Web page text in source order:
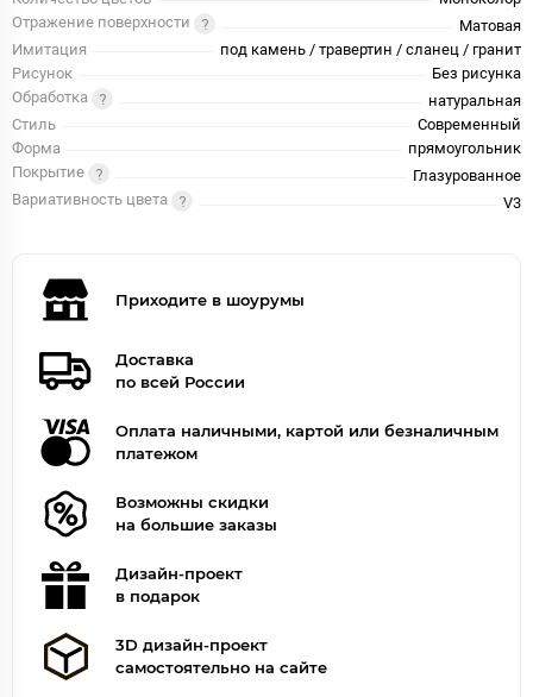
Отражение поверхности
Матовая
Имитация
под камень / травертин / сланец / гранит
Рисунок
Без рисунка
Обработка
натуральная
Стиль
Современный
Форма
прямоугольник
Покрытие
Глазурованное
Вариативность цвета
V3
Приходите в шоурумы
Доставка
по всей России
Оплата наличными, картой или безналичным
платежом
Возможны скидки
на большие заказы
Дизайн-проект
в подарок
3D дизайн-проект
самостоятельно на сайте